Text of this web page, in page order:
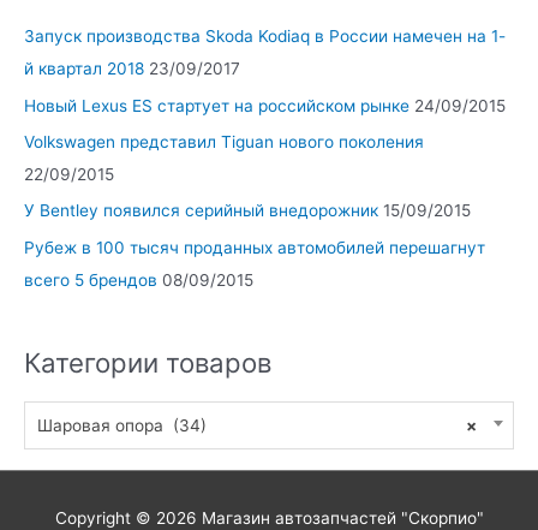
Запуск производства Skoda Kodiaq в России намечен на 1-
й квартал 2018 23/09/2017
Новый Lexus ES стартует на российском рынке 24/09/2015
Volkswagen представил Tiguan нового поколения
22/09/2015
У Bentley появился серийный внедорожник 15/09/2015
Рубеж в 100 тысяч проданных автомобилей перешагнут
всего 5 брендов 08/09/2015
Категории товаров
×
Шаровая опора (34)
Copyright © 2026 Магазин автозапчастей "Скорпио"